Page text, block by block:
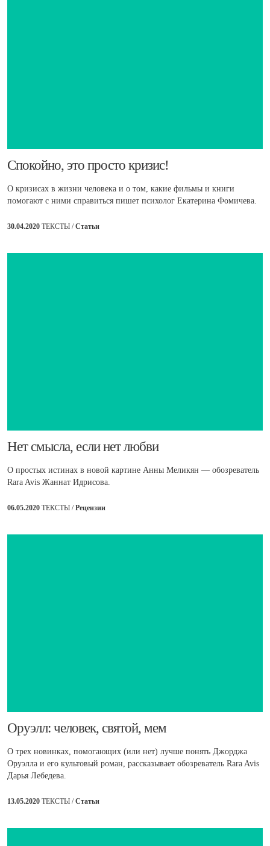
​Спокойно, это просто кризис!
О кризисах в жизни человека и о том, какие фильмы и книги
помогают с ними справиться пишет психолог Екатерина Фомичева.
30.04.2020 ТЕКСТЫ /Статьи
​Нет смысла, если нет любви
О простых истинах в новой картине Анны Меликян — обозреватель
Rara Avis Жаннат Идрисова.
06.05.2020 ТЕКСТЫ /Рецензии
​Оруэлл: человек, святой, мем
О трех новинках, помогающих (или нет) лучше понять Джорджа
Оруэлла и его культовый роман, рассказывает обозреватель Rara Avis
Дарья Лебедева.
13.05.2020 ТЕКСТЫ /Статьи